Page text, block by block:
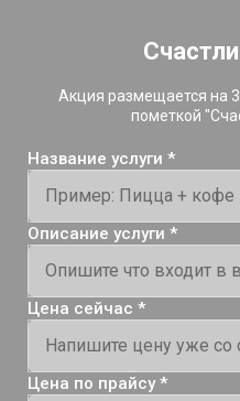
Акция размещается на
пометкой
Название услуги *
Описание услуги *
Цена сейчас *
Цена по прайсу *